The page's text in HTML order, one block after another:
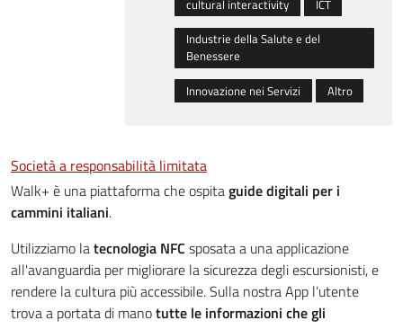
cultural interactivity
ICT
Industrie della Salute e del
Benessere
Innovazione nei Servizi
Altro
Società a responsabilità limitata
Walk+ è una piattaforma che ospitaguide digitali per i
cammini italiani.
Utilizziamo latecnologia NFC sposata a una applicazione
all'avanguardia per migliorare la sicurezza degli escursionisti, e
rendere la cultura più accessibile. Sulla nostra App l’utente
trova a portata di manotutte le informazioni che gli